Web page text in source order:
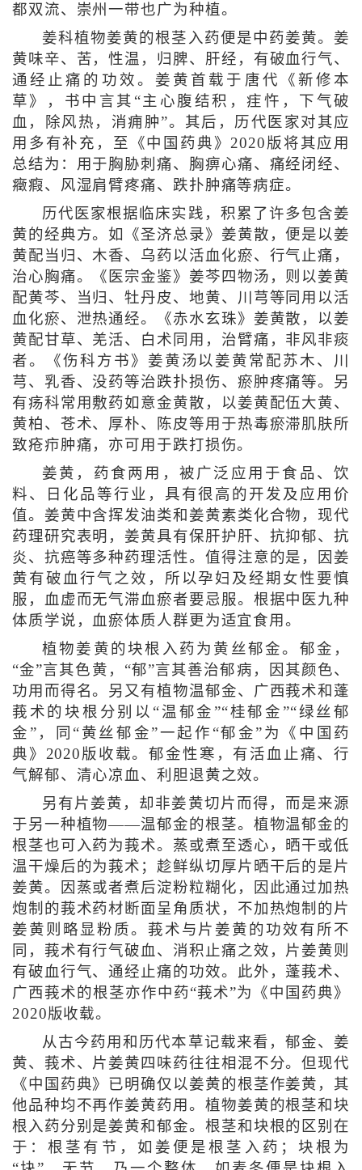
都双流、崇州一带也广为种植。
姜科植物姜黄的根茎入药便是中药姜黄。姜
黄味辛、苦，性温，归脾、肝经，有破血行气、
通经止痛的功效。姜黄首载于唐代《新修本
草》，书中言其“主心腹结积，疰忤，下气破
血，除风热，消痈肿”。其后，历代医家对其应
用多有补充，至《中国药典》2020版将其应用
总结为：用于胸胁刺痛、胸痹心痛、痛经闭经、
癥瘕、风湿肩臂疼痛、跌扑肿痛等病症。
历代医家根据临床实践，积累了许多包含姜
黄的经典方。如《圣济总录》姜黄散，便是以姜
黄配当归、木香、乌药以活血化瘀、行气止痛，
治心胸痛。《医宗金鉴》姜芩四物汤，则以姜黄
配黄芩、当归、牡丹皮、地黄、川芎等同用以活
血化瘀、泄热通经。《赤水玄珠》姜黄散，以姜
黄配甘草、羌活、白术同用，治臂痛，非风非痰
者。《伤科方书》姜黄汤以姜黄常配苏木、川
芎、乳香、没药等治跌扑损伤、瘀肿疼痛等。另
有疡科常用敷药如意金黄散，以姜黄配伍大黄、
黄柏、苍术、厚朴、陈皮等用于热毒瘀滞肌肤所
致疮疖肿痛，亦可用于跌打损伤。
姜黄，药食两用，被广泛应用于食品、饮
料、日化品等行业，具有很高的开发及应用价
值。姜黄中含挥发油类和姜黄素类化合物，现代
药理研究表明，姜黄具有保肝护肝、抗抑郁、抗
炎、抗癌等多种药理活性。值得注意的是，因姜
黄有破血行气之效，所以孕妇及经期女性要慎
服，血虚而无气滞血瘀者要忌服。根据中医九种
体质学说，血瘀体质人群更为适宜食用。
植物姜黄的块根入药为黄丝郁金。郁金，
“金”言其色黄，“郁”言其善治郁病，因其颜色、
功用而得名。另又有植物温郁金、广西莪术和蓬
莪术的块根分别以“温郁金”“桂郁金”“绿丝郁
金”，同“黄丝郁金”一起作“郁金”为《中国药
典》2020版收载。郁金性寒，有活血止痛、行
气解郁、清心凉血、利胆退黄之效。
另有片姜黄，却非姜黄切片而得，而是来源
于另一种植物——温郁金的根茎。植物温郁金的
根茎也可入药为莪术。蒸或煮至透心，晒干或低
温干燥后的为莪术；趁鲜纵切厚片晒干后的是片
姜黄。因蒸或者煮后淀粉粒糊化，因此通过加热
炮制的莪术药材断面呈角质状，不加热炮制的片
姜黄则略显粉质。莪术与片姜黄的功效有所不
同，莪术有行气破血、消积止痛之效，片姜黄则
有破血行气、通经止痛的功效。此外，蓬莪术、
广西莪术的根茎亦作中药“莪术”为《中国药典》
2020版收载。
从古今药用和历代本草记载来看，郁金、姜
黄、莪术、片姜黄四味药往往相混不分。但现代
《中国药典》已明确仅以姜黄的根茎作姜黄，其
他品种均不再作姜黄药用。植物姜黄的根茎和块
根入药分别是姜黄和郁金。根茎和块根的区别在
于：根茎有节，如姜便是根茎入药；块根为